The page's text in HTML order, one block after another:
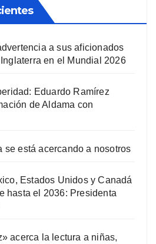
a sus aficionados
en el Mundial 2026
Eduardo Ramírez
de Aldama con
se está acercando a nosotros
Estados Unidos y Canadá
hasta el 2036: Presidenta
acerca la lectura a niñas,